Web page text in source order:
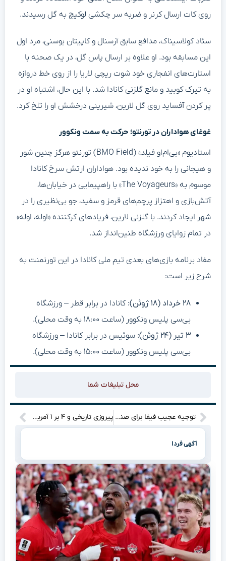
روی کات ارسال کرنر و ضربه سر چکشی لوکیچ به گل رسیدند.
سئاد کولاسیناک، مدافع سابق آرسنال و کاپیتان بوسنی، مرد اول
این مسابقه بود. او علاوه بر ارسال پاس گل، در یک صحنه با
استارت‌های انفجاری خود شوت ریچی لاریا را از روی خط دروازه
به تیرک کوبید و مانع گلزنی کانادا شد. با این حال، اشتباه او در
پر کردن آفساید روی گل لارین، شیرینی درخشش او را تلخ کرد.
غوغای هواداران در تورنتو؛ حرکت به سمت ونکوور
استادیوم «بی‌ام‌او فیلد» (BMO Field) تورنتو هرگز چنین شور
و هیجانی را به خود ندیده بود. هواداران ارتش سرخ کانادا
موسوم به «The Voyageurs» با راهپیمایی در خیابان‌ها،
آتش‌بازی و اهتزاز پرچم‌های قرمز و سفید، جو بی‌نظیری را در
شهر ایجاد کردند. با گلزنی لارین، فریادهای کرکننده «اوله، اوله»
در تمام زوایای ورزشگاه طنین‌انداز شد.
مفاد برنامه بازی‌های بعدی تیم ملی کانادا در این تورنمنت به
شرح زیر است:
۲۸ خرداد (۱۸ ژوئن):
کانادا در برابر قطر – ورزشگاه
بی‌سی پلیس ونکوور (ساعت ۱۸:۰۰ به وقت محلی).
۳ تیر (۲۴ ژوئن):
سوئیس در برابر کانادا – ورزشگاه
بی‌سی پلیس ونکوور (ساعت ۱۵:۰۰ به وقت محلی).
محل تبلیغات شما
توجیه عجیب فیفا برای صندلی‌های خالی جام جهانی ۲۰۲۶؛ تماشاگران در راهروها ایستاده بودند! پیروزی تاریخی و ۴ بر ۱ آمریکا مقابل پاراگوئه؛ خط و نشان شاگردان پوچتینو در افتتاحیه جام جهانی ۲۰۲۶
آگهی فردا